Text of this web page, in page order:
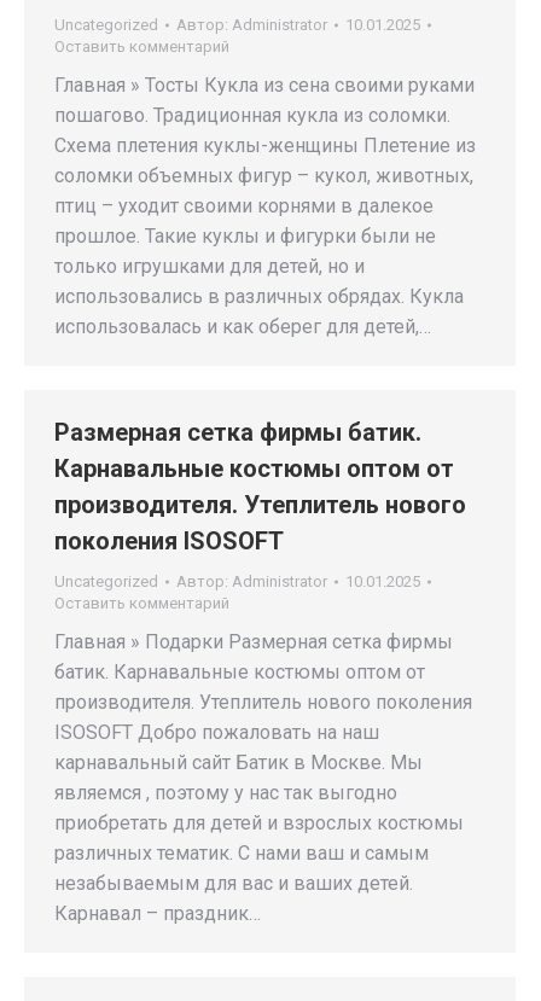
Uncategorized Автор: Administrator
10.01.2025
Оставить комментарий
Главная » Тосты Кукла из сена своими руками
пошагово. Традиционная кукла из соломки.
Схема плетения куклы-женщины Плетение из
соломки объемных фигур – кукол, животных,
птиц – уходит своими корнями в далекое
прошлое. Такие куклы и фигурки были не
только игрушками для детей, но и
использовались в различных обрядах. Кукла
использовалась и как оберег для детей,…
Размерная сетка фирмы батик.
Карнавальные костюмы оптом от
производителя. Утеплитель нового
поколения ISOSOFT
Uncategorized Автор: Administrator
10.01.2025
Оставить комментарий
Главная » Подарки Размерная сетка фирмы
батик. Карнавальные костюмы оптом от
производителя. Утеплитель нового поколения
ISOSOFT Добро пожаловать на наш
карнавальный сайт Батик в Москве. Мы
являемся , поэтому у нас так выгодно
приобретать для детей и взрослых костюмы
различных тематик. С нами ваш и самым
незабываемым для вас и ваших детей.
Карнавал – праздник…